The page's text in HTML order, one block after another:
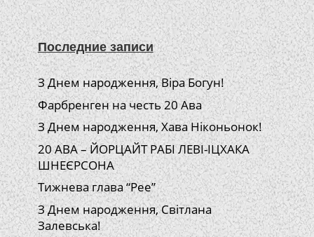
Последние записи
З Днем народження, Віра Богун!
Фарбренген на честь 20 Ава
З Днем народження, Хава Ніконьонок!
20 АВА – ЙОРЦАЙТ РАБІ ЛЕВІ-ІЦХАКА
ШНЕЄРСОНА
Тижнева глава “Рее”
З Днем народження, Світлана
Залевська!